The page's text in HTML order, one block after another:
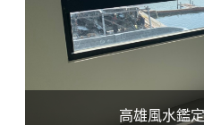
高雄風水鑑